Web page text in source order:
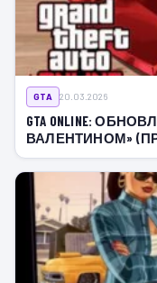
GTA 20.03.2026
GTA ONLINE:
ВАЛЕНТИНОМ»